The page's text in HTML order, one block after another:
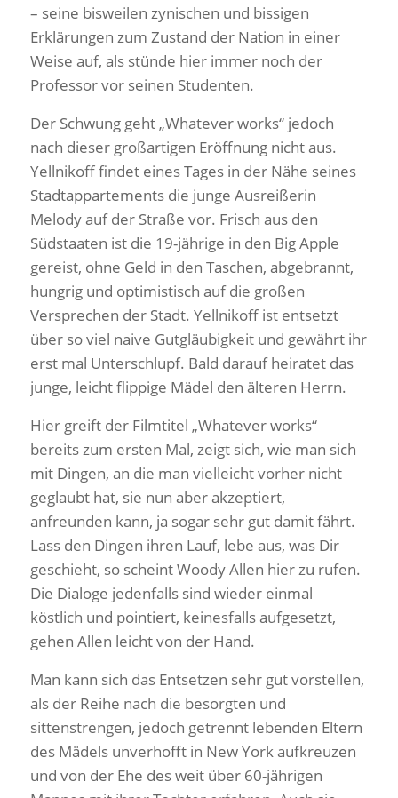
– seine bisweilen zynischen und bissigen
Erklärungen zum Zustand der Nation in einer
Weise auf, als stünde hier immer noch der
Professor vor seinen Studenten.
Der Schwung geht „Whatever works“ jedoch
nach dieser großartigen Eröffnung nicht aus.
Yellnikoff findet eines Tages in der Nähe seines
Stadtappartements die junge Ausreißerin
Melody auf der Straße vor. Frisch aus den
Südstaaten ist die 19-jährige in den Big Apple
gereist, ohne Geld in den Taschen, abgebrannt,
hungrig und optimistisch auf die großen
Versprechen der Stadt. Yellnikoff ist entsetzt
über so viel naive Gutgläubigkeit und gewährt ihr
erst mal Unterschlupf. Bald darauf heiratet das
junge, leicht flippige Mädel den älteren Herrn.
Hier greift der Filmtitel „Whatever works“
bereits zum ersten Mal, zeigt sich, wie man sich
mit Dingen, an die man vielleicht vorher nicht
geglaubt hat, sie nun aber akzeptiert,
anfreunden kann, ja sogar sehr gut damit fährt.
Lass den Dingen ihren Lauf, lebe aus, was Dir
geschieht, so scheint Woody Allen hier zu rufen.
Die Dialoge jedenfalls sind wieder einmal
köstlich und pointiert, keinesfalls aufgesetzt,
gehen Allen leicht von der Hand.
Man kann sich das Entsetzen sehr gut vorstellen,
als der Reihe nach die besorgten und
sittenstrengen, jedoch getrennt lebenden Eltern
des Mädels unverhofft in New York aufkreuzen
und von der Ehe des weit über 60-jährigen